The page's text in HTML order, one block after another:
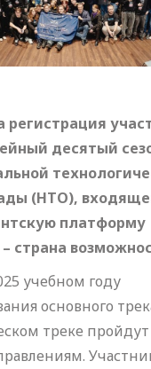
регистрация
десятый
(НТО),
платформу
страна
учебном году
основного
треке